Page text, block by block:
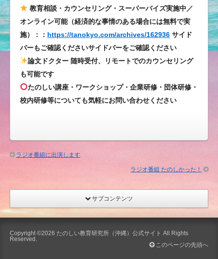
二
（ポ
社）
は
教育相談・カウンセリング・スーパーバイズ実施中／
オンライン可能（経済的な事情のある場合には無料で実
施）：： https://tanokyo.com/archives/162936 サイド
バーもご確認くださいサイドバーをご確認ください
論文ドクター 随時受付、リモートでのカウンセリング
も可能です
たのしい講座・ワークショップ・企業研修・団体研修・
校内研修等についても気軽にお問い合わせください
ラジオ番組に出演します
ラジオ番組 たのしかった！
サブコンテンツ
Copyright ©2026 たのしい教育研究所（沖縄）公式サイト All Rights
Reserved.
このページの先頭へ